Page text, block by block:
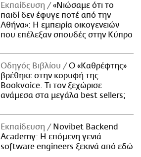
Εκπαίδευση
«Νιώσαμε ότι το
παιδί δεν έφυγε ποτέ από την
Αθήνα»: Η εμπειρία οικογενειών
που επέλεξαν σπουδές στην Κύπρο
Οδηγός Βιβλίου
Ο «Καθρέφτης»
βρέθηκε στην κορυφή της
Bookvoice. Τι τον ξεχώρισε
ανάμεσα στα μεγάλα best sellers;
Εκπαίδευση
Novibet Backend
Academy: Η επόμενη γενιά
software engineers ξεκινά από εδώ